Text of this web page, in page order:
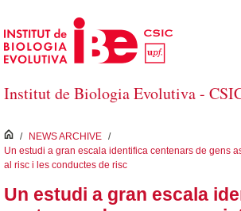
Salta al contingut principal
Institut de Biologia Evolutiva -
inici
/ NEWS ARCHIVE /
Un estudi a gran escala identifica centenars de gens
al risc i les conductes de risc
Un estudi a gran escala